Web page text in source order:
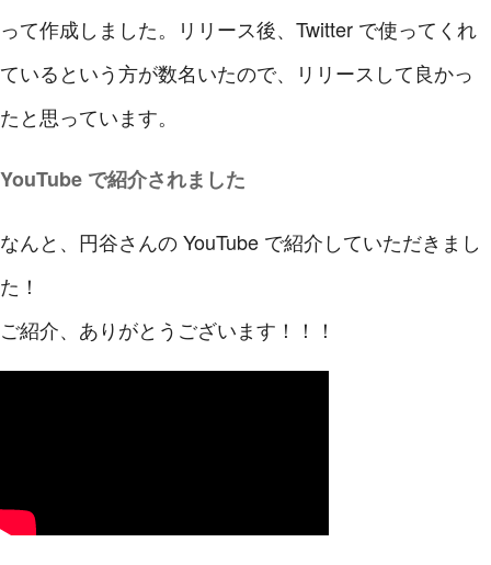
って作成しました。リリース後、Twitter で使ってくれ
ているという方が数名いたので、リリースして良かっ
たと思っています。
YouTube で紹介されました
なんと、円谷さんの YouTube で紹介していただきまし
た！
ご紹介、ありがとうございます！！！